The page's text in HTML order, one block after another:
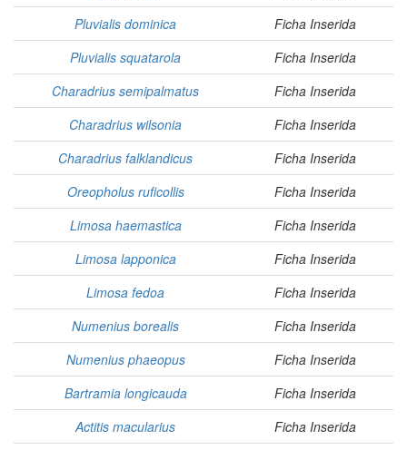
Pluvialis dominica
Ficha Inserida
Pluvialis squatarola
Ficha Inserida
Charadrius semipalmatus
Ficha Inserida
Charadrius wilsonia
Ficha Inserida
Charadrius falklandicus
Ficha Inserida
Oreopholus ruficollis
Ficha Inserida
Limosa haemastica
Ficha Inserida
Limosa lapponica
Ficha Inserida
Limosa fedoa
Ficha Inserida
Numenius borealis
Ficha Inserida
Numenius phaeopus
Ficha Inserida
Bartramia longicauda
Ficha Inserida
Actitis macularius
Ficha Inserida